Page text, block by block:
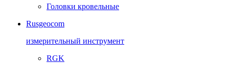
Головки кровельные
Rusgeocom
измерительный инструмент
RGK